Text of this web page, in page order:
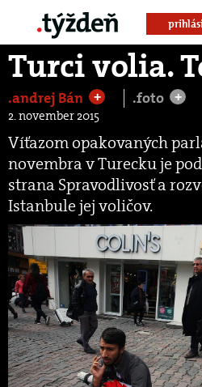
Turci volia.
.andrej Bán + .foto +
2. november 2015
Víťazom opakovaných
novembra v Turecku je
strana Spravodlivosť a
Istanbule jej voličov.